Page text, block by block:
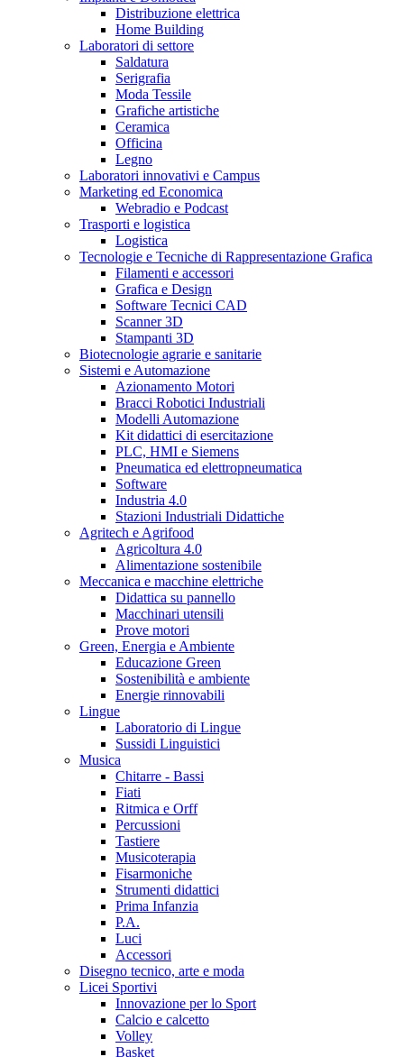
Distribuzione elettrica
Home Building
Laboratori di settore
Saldatura
Serigrafia
Moda Tessile
Grafiche artistiche
Ceramica
Officina
Legno
Laboratori innovativi e Campus
Marketing ed Economica
Webradio e Podcast
Trasporti e logistica
Logistica
Tecnologie e Tecniche di Rappresentazione Grafica
Filamenti e accessori
Grafica e Design
Software Tecnici CAD
Scanner 3D
Stampanti 3D
Biotecnologie agrarie e sanitarie
Sistemi e Automazione
Azionamento Motori
Bracci Robotici Industriali
Modelli Automazione
Kit didattici di esercitazione
PLC, HMI e Siemens
Pneumatica ed elettropneumatica
Software
Industria 4.0
Stazioni Industriali Didattiche
Agritech e Agrifood
Agricoltura 4.0
Alimentazione sostenibile
Meccanica e macchine elettriche
Didattica su pannello
Macchinari utensili
Prove motori
Green, Energia e Ambiente
Educazione Green
Sostenibilità e ambiente
Energie rinnovabili
Lingue
Laboratorio di Lingue
Sussidi Linguistici
Musica
Chitarre - Bassi
Fiati
Ritmica e Orff
Percussioni
Tastiere
Musicoterapia
Fisarmoniche
Strumenti didattici
Prima Infanzia
P.A.
Luci
Accessori
Disegno tecnico, arte e moda
Licei Sportivi
Innovazione per lo Sport
Calcio e calcetto
Volley
Basket